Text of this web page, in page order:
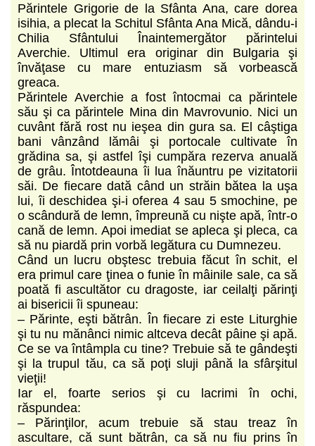
Părintele Grigorie de la Sfânta Ana, care dorea
isihia, a plecat la Schitul Sfânta Ana Mică, dându-i
Chilia Sfântului Înaintemergător părintelui
Averchie. Ultimul era originar din Bulgaria şi
învăţase cu mare entuziasm să vorbească
greaca.
Părintele Averchie a fost întocmai ca părintele
său şi ca părintele Mina din Mavrovunio. Nici un
cuvânt fără rost nu ieşea din gura sa. El câştiga
bani vânzând lămâi şi portocale cultivate în
grădina sa, şi astfel îşi cumpăra rezerva anuală
de grâu. Întotdeauna îi lua înăuntru pe vizitatorii
săi. De fiecare dată când un străin bătea la uşa
lui, îi deschidea şi-i oferea 4 sau 5 smochine, pe
o scândură de lemn, împreună cu nişte apă, într-o
cană de lemn. Apoi imediat se apleca şi pleca, ca
să nu piardă prin vorbă legătura cu Dumnezeu.
Când un lucru obştesc trebuia făcut în schit, el
era primul care ţinea o funie în mâinile sale, ca să
poată fi ascultător cu dragoste, iar ceilalţi părinţi
ai bisericii îi spuneau:
– Părinte, eşti bătrân. În fiecare zi este Liturghie
şi tu nu mănânci nimic altceva decât pâine şi apă.
Ce se va întâmpla cu tine? Trebuie să te gândeşti
şi la trupul tău, ca să poţi sluji până la sfârşitul
vieţii!
Iar el, foarte serios şi cu lacrimi în ochi,
răspundea:
– Părinţilor, acum trebuie să stau treaz în
ascultare, că sunt bătrân, ca să nu fiu prins în